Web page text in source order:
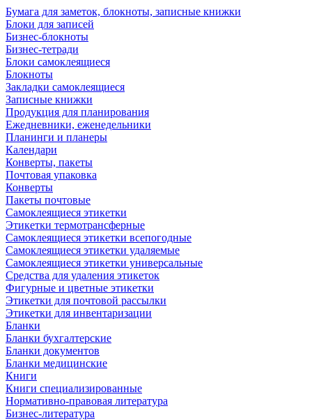
Бумага для заметок, блокноты, записные книжки
Блоки для записей
Бизнес-блокноты
Бизнес-тетради
Блоки самоклеящиеся
Блокноты
Закладки самоклеящиеся
Записные книжки
Продукция для планирования
Ежедневники, еженедельники
Планинги и планеры
Календари
Конверты, пакеты
Почтовая упаковка
Конверты
Пакеты почтовые
Самоклеящиеся этикетки
Этикетки термотрансферные
Самоклеящиеся этикетки всепогодные
Самоклеящиеся этикетки удаляемые
Самоклеящиеся этикетки универсальные
Средства для удаления этикеток
Фигурные и цветные этикетки
Этикетки для почтовой рассылки
Этикетки для инвентаризации
Бланки
Бланки бухгалтерские
Бланки документов
Бланки медицинские
Книги
Книги специализированные
Нормативно-правовая литература
Бизнес-литература